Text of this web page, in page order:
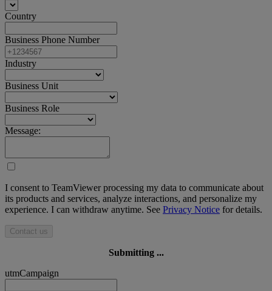
Country
Business Phone Number
Industry
Business Unit
Business Role
Message:
I consent to TeamViewer processing my data to communicate about
its products and services, analyze interactions, and personalize my
experience. I can withdraw anytime. See Privacy Notice for details.
Contact us
Submitting ...
utmCampaign